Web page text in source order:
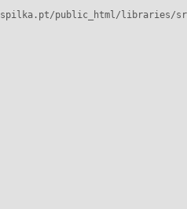
public_html/libraries/